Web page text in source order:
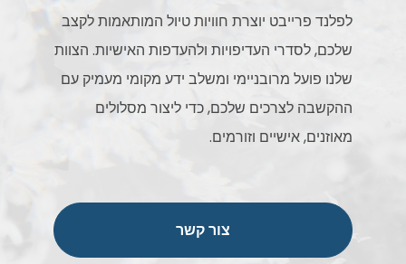
לפלנד פרייבט יוצרת חוויות טיול המותאמות לקצב
שלכם, לסדרי העדיפויות ולהעדפות האישיות. הצוות
שלנו פועל מרובניימי ומשלב ידע מקומי מעמיק עם
ההקשבה לצרכים שלכם, כדי ליצור מסלולים
מאוזנים, אישיים וזורמים.
צור קשר